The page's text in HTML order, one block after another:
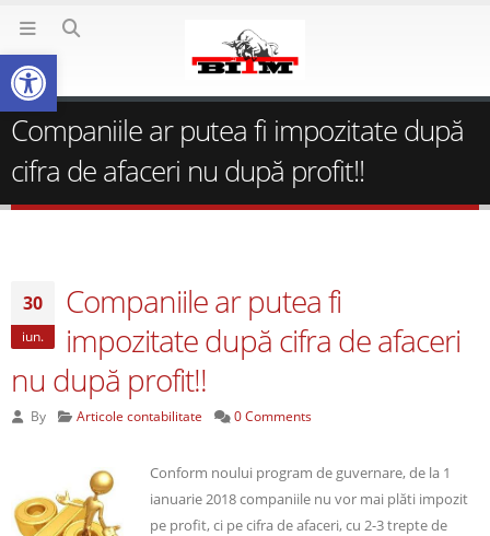
Companiile ar putea fi impozitate după
cifra de afaceri nu după profit!!
30
iun.
Companiile ar putea fi
impozitate după cifra de afaceri
nu după profit!!
By Articole contabilitate 0 Comments
Conform noului program de guvernare, de la 1
ianuarie 2018 companiile nu vor mai plăti impozit
pe profit, ci pe cifra de afaceri, cu 2-3 trepte de
Deschide bara de unelte